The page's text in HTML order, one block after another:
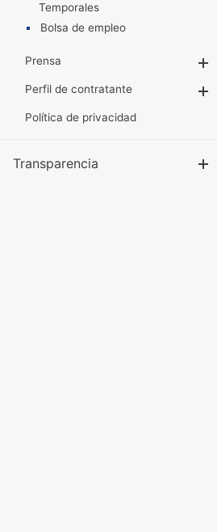
Temporales
Bolsa de empleo
Prensa
Perfil de contratante
Política de privacidad
Transparencia